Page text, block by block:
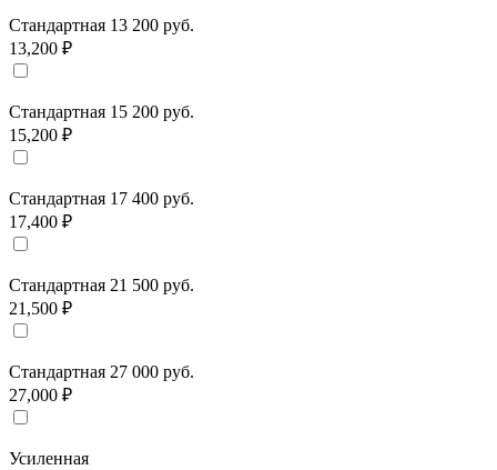
Стандартная 13 200 руб.
13,200 ₽
Стандартная 15 200 руб.
15,200 ₽
Стандартная 17 400 руб.
17,400 ₽
Стандартная 21 500 руб.
21,500 ₽
Стандартная 27 000 руб.
27,000 ₽
Усиленная